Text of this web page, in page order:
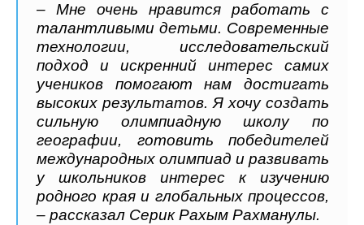
– Мне очень нравится работать с
талантливыми детьми. Современные
технологии, исследовательский
подход и искренний интерес самих
учеников помогают нам достигать
высоких результатов. Я хочу создать
сильную олимпиадную школу по
географии, готовить победителей
международных олимпиад и развивать
у школьников интерес к изучению
родного края и глобальных процессов,
– рассказал Серик Рахым Рахманулы.